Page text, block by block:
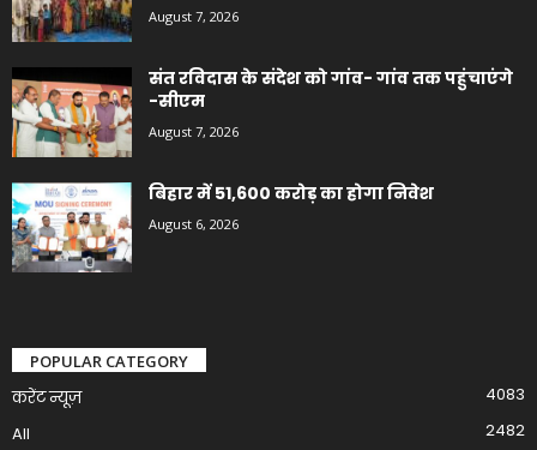
August 7, 2026
संत रविदास के संदेश को गांव- गांव तक पहुंचाएंगे
-सीएम
August 7, 2026
बिहार में 51,600 करोड़ का होगा निवेश
August 6, 2026
POPULAR CATEGORY
करेंट न्यूज़
4083
All
2482